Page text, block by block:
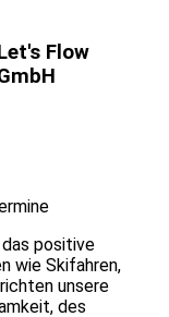
Flow
positive
wie Skifahren,
unsere
des